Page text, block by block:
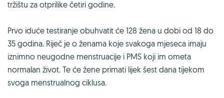
tržištu za otprilike četiri godine.
Prvo iduće testiranje obuhvatit će 128 žena u dobi od 18 do
35 godina. Riječ je o ženama koje svakoga mjeseca imaju
iznimno neugodne menstruacije i PMS koji im ometa
normalan život. Te će žene primati lijek šest dana tijekom
svoga menstrualnog ciklusa.